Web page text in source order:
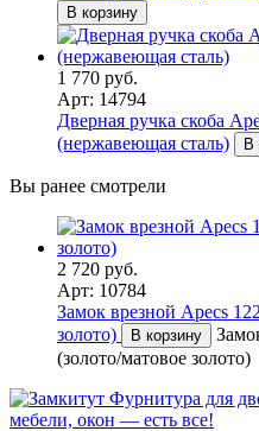
В корзину
1 770 руб.
Арт: 14794
Дверная ручка скоба
(нержавеющая сталь)
В
Вы ранее смотрели
2 720 руб.
Арт: 10784
Замок врезной Apecs
золото)
В корзину
(золото/матовое золото)
Фурнитура для
мебели, окон — есть все!